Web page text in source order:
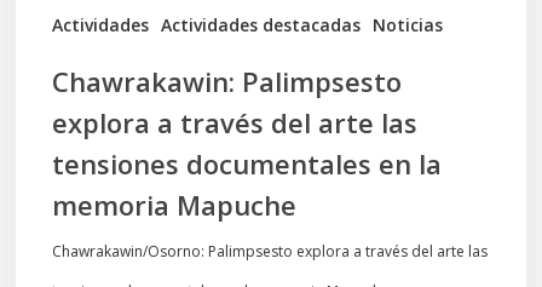
Actividades Actividades destacadas Noticias
documentales
memoria
Mapuche
Chawrakawin: Palimpsesto
explora a través del arte las
tensiones documentales en la
memoria Mapuche
Chawrakawin/Osorno: Palimpsesto explora a través del arte las